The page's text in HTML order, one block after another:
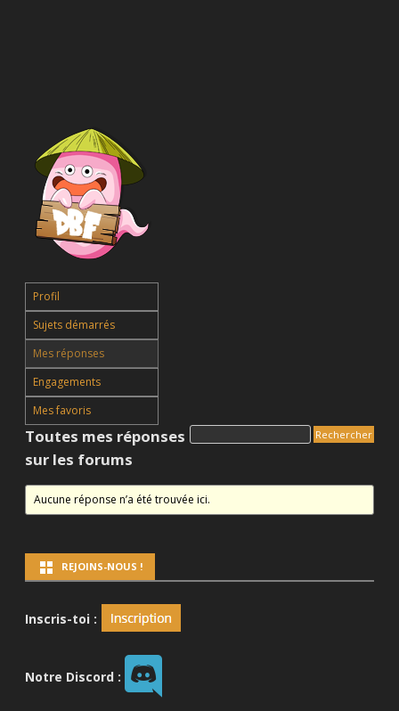
Profil
Sujets démarrés
Mes réponses
Engagements
Mes favoris
Toutes mes réponses
sur les forums
Aucune réponse n’a été trouvée ici.
REJOINS-NOUS !
Inscris-toi :
Notre Discord :